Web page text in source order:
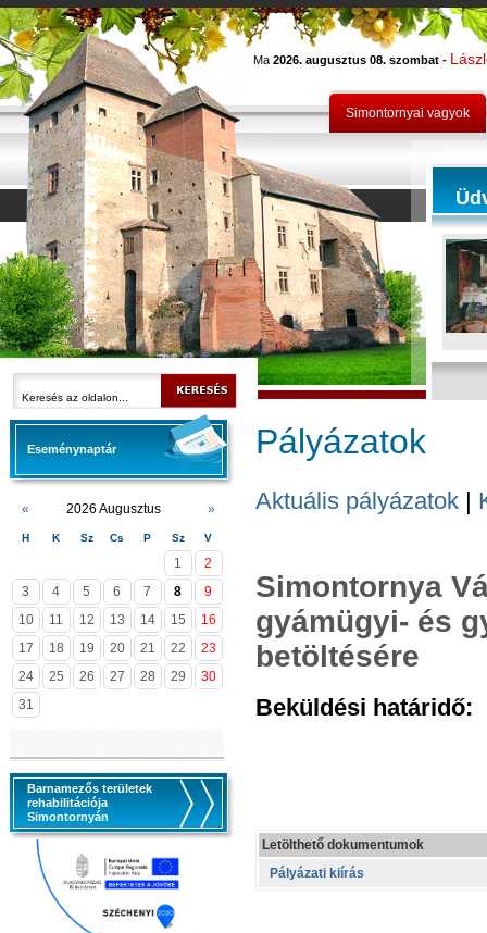
Ma 2026. augusztus 08. szombat -
Simontornyai vagyok
Eseménynaptár
« 2026 Augusztus »
H K Sz Cs P Sz V
1
2
3
4 5 6 7 8
9
10
11 12 13 14 15
16
17
18 19 20 21 22
23
24
25 26 27 28 29
30
31
Barnamezős területek
rehabilitációja
Simontornyán
Pályázatok
Aktuális pályázatok |
Simontornya
gyámügyi- és
betöltésére
Beküldési határidő:
Letölthető dokumentumok
Pályázati kiírás